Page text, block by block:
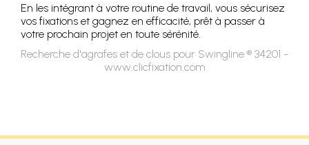
En les intégrant à votre routine de travail, vous sécurisez
vos fixations et gagnez en efficacité, prêt à passer à
votre prochain projet en toute sérénité.
Recherche d'agrafes et de clous pour Swingline ® 34201 -
www.clicfixation.com